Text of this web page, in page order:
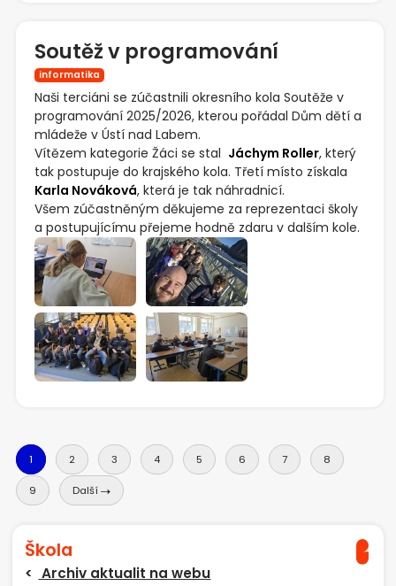
Soutěž v programování
informatika
Naši terciáni se zúčastnili okresního kola Soutěže v
programování 2025/2026, kterou pořádal Dům dětí a
mládeže v Ústí nad Labem.
Vítězem kategorie Žáci se stal Jáchym Roller, který
tak postupuje do krajského kola. Třetí místo získala
Karla Nováková, která je tak náhradnicí.
Všem zúčastněným děkujeme za reprezentaci školy
a postupujícímu přejeme hodně zdaru v dalším kole.
1 2 3 4 5 6 7 8
9 Další
Škola
Archiv aktualit na webu